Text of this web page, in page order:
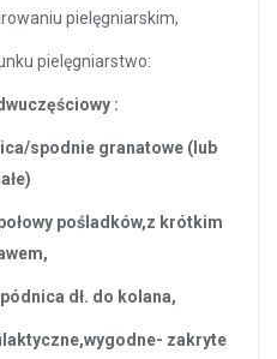
pielęgniarskim,
pielęgniarstwo:
:
spodnie granatowe (lub
pośladków,z krótkim
dł. do kolana,
zakryte